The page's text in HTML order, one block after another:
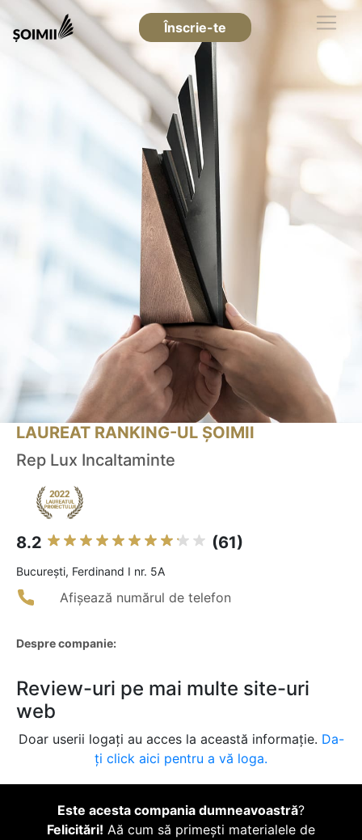
Înscrie-te
LAUREAT RANKING-UL ȘOIMII
Rep Lux Incaltaminte
8.2 (61)
Bucureşti, Ferdinand I nr. 5A
Afișează numărul de telefon
Despre companie:
Review-uri pe mai multe site-uri
web
Doar userii logați au acces la această informație. Da-
ți click aici pentru a vă loga.
Este acesta compania dumneavoastră?
Felicitări! Aă cum să primești materialele de